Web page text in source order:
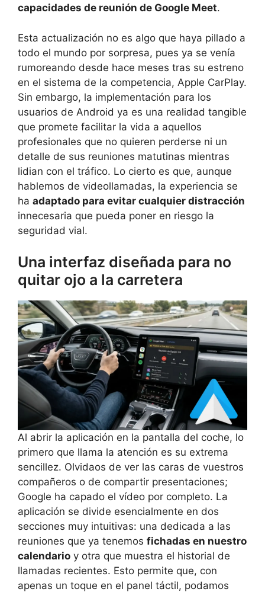
capacidades de reunión de Google Meet.
Esta actualización no es algo que haya pillado a
todo el mundo por sorpresa, pues ya se venía
rumoreando desde hace meses tras su estreno
en el sistema de la competencia, Apple CarPlay.
Sin embargo, la implementación para los
usuarios de Android ya es una realidad tangible
que promete facilitar la vida a aquellos
profesionales que no quieren perderse ni un
detalle de sus reuniones matutinas mientras
lidian con el tráfico. Lo cierto es que, aunque
hablemos de videollamadas, la experiencia se
ha adaptado para evitar cualquier distracción
innecesaria que pueda poner en riesgo la
seguridad vial.
Una interfaz diseñada para no
quitar ojo a la carretera
Al abrir la aplicación en la pantalla del coche, lo
primero que llama la atención es su extrema
sencillez. Olvidaos de ver las caras de vuestros
compañeros o de compartir presentaciones;
Google ha capado el vídeo por completo. La
aplicación se divide esencialmente en dos
secciones muy intuitivas: una dedicada a las
reuniones que ya tenemos fichadas en nuestro
calendario y otra que muestra el historial de
llamadas recientes. Esto permite que, con
apenas un toque en el panel táctil, podamos